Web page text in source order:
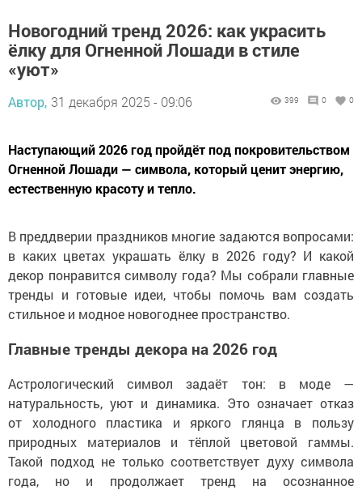
Новогодний тренд 2026: как украсить
ёлку для Огненной Лошади в стиле
«уют»
Автор, 31 декабря 2025 - 09:06 399 0 0
Наступающий 2026 год пройдёт под покровительством
Огненной Лошади — символа, который ценит энергию,
естественную красоту и тепло.
В преддверии праздников многие задаются вопросами:
в каких цветах украшать ёлку в 2026 году? И какой
декор понравится символу года? Мы собрали главные
тренды и готовые идеи, чтобы помочь вам создать
стильное и модное новогоднее пространство.
Главные тренды декора на 2026 год
Астрологический символ задаёт тон: в моде —
натуральность, уют и динамика. Это означает отказ
от холодного пластика и яркого глянца в пользу
природных материалов и тёплой цветовой гаммы.
Такой подход не только соответствует духу символа
года, но и продолжает тренд на осознанное